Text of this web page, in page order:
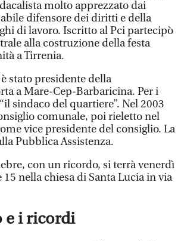
molto apprezzato dai
difensore dei diritti e della
di lavoro. Iscritto al Pci partecipò
alla costruzione della festa
a Tirrenia.
stato presidente della
a Mare-Cep-Barbaricina. Per i
sindaco del quartiere”. Nel 2003
comunale, poi rieletto nel
vice presidente del consiglio. La
Pubblica Assistenza.
con un ricordo, si terrà venerdì
nella chiesa di Santa Lucia in via
e i ricordi